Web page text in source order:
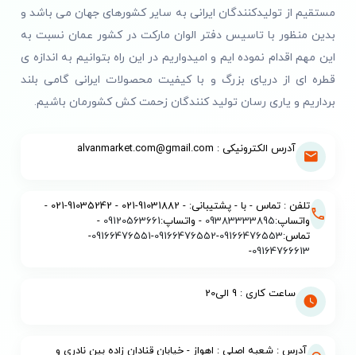
مستقیم از تولیدکنندگان ایرانی به سایر کشورهای جهان می باشد و
بدین منظور با تاسیس دفتر الوان مارکت در کشور عمان نسبت به
این مهم اقدام نموده ایم و امیدواریم در این راه بتوانیم به اندازه ی
قطره ای از دریای بزرگ و با کیفیت محصولات ایرانی گامی بلند
برداریم و یاری رسان تولید کنندگان زحمت کش کشورمان باشیم.
آدرس الکترونیکی : alvanmarket.com@gmail.com
تلفن : تماس - با - پشتیبانی: - 91031882-021 - 91035242-021 -
واتساپ:09383333895 - واتساپ:09120563661
-
تماس:09166476553
-
09166476552
-
09166476551
-
09164766613
-
ساعت کاری : 9 الی20
آدرس : شعبه اصلی : اهواز - خیابان قنادان زاده بین نادری و